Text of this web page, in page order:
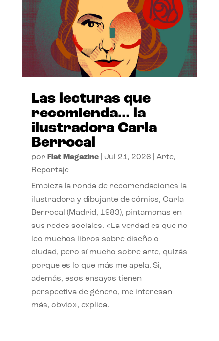
Las lecturas que
recomienda… la
ilustradora Carla
Berrocal
por Flat Magazine| Jul 21, 2026 Arte,
Reportaje
Empieza la ronda de recomendaciones la
ilustradora y dibujante de cómics, Carla
Berrocal (Madrid, 1983), pintamonas en
sus redes sociales. «La verdad es que no
leo muchos libros sobre diseño o
ciudad, pero sí mucho sobre arte, quizás
porque es lo que más me apela. Si,
además, esos ensayos tienen
perspectiva de género, me interesan
más, obvio», explica.